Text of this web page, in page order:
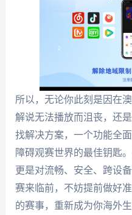
所以，无论你此刻是因在
解说无法播放而沮丧，还
找解决方案，一个功能全
障碍观赛世界的最佳钥匙
更是对流畅、安全、跨设
赛来临前，不妨提前做好
的赛事，重新成为你海外